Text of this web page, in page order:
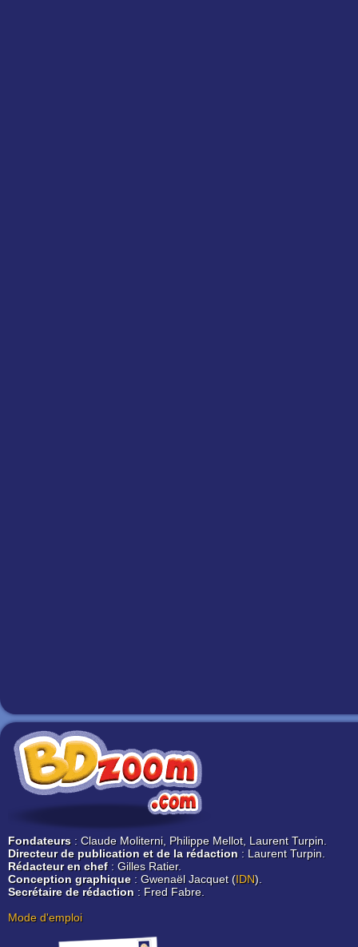
Fondateurs : Claude Moliterni, Philippe Mellot, Laurent Turpin.
Directeur de publication et de la rédaction : Laurent Turpin.
Rédacteur en chef: Gilles Ratier.
Conception graphique: Gwenaël Jacquet (IDN).
Secrétaire de rédaction : Fred Fabre.
Mode d'emploi